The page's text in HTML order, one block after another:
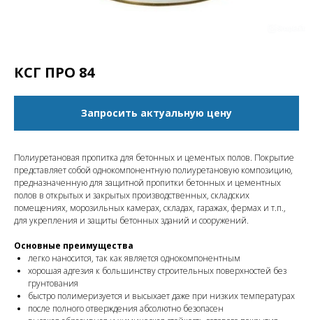
КСГ ПРО 84
Запросить актуальную цену
Полиуретановая пропитка для бетонных и цементых полов. Покрытие
представляет собой однокомпонентную полиуретановую композицию,
предназначенную для защитной пропитки бетонных и цементных
полов в открытых и закрытых производственных, складских
помещениях, морозильных камерах, складах, гаражах, фермах и т.п.,
для укрепления и защиты бетонных зданий и сооружений.
Основные преимущества
легко наносится, так как является однокомпонентным
хорошая адгезия к большинству строительных поверхностей без
грунтования
быстро полимеризуется и высыхает даже при низких температурах
после полного отверждения абсолютно безопасен